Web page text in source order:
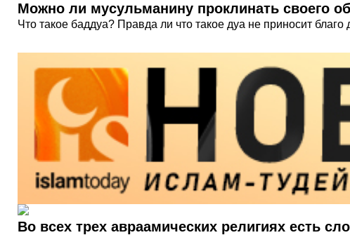
Можно ли мусульманину проклинать своего
Что такое баддуа? Правда ли что такое дуа не приносит
Во всех трех авраамических религиях есть